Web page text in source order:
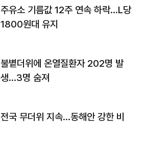
주유소 기름값 12주 연속 하락…L당
1800원대 유지
불볕더위에 온열질환자 202명 발
생…3명 숨져
전국 무더위 지속…동해안 강한 비